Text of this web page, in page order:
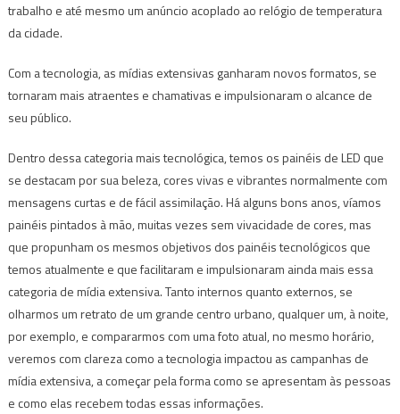
trabalho e até mesmo um anúncio acoplado ao relógio de temperatura
da cidade.
Com a tecnologia, as mídias extensivas ganharam novos formatos, se
tornaram mais atraentes e chamativas e impulsionaram o alcance de
seu público.
Dentro dessa categoria mais tecnológica, temos os painéis de LED que
se destacam por sua beleza, cores vivas e vibrantes normalmente com
mensagens curtas e de fácil assimilação. Há alguns bons anos, víamos
painéis pintados à mão, muitas vezes sem vivacidade de cores, mas
que propunham os mesmos objetivos dos painéis tecnológicos que
temos atualmente e que facilitaram e impulsionaram ainda mais essa
categoria de mídia extensiva. Tanto internos quanto externos, se
olharmos um retrato de um grande centro urbano, qualquer um, à noite,
por exemplo, e compararmos com uma foto atual, no mesmo horário,
veremos com clareza como a tecnologia impactou as campanhas de
mídia extensiva, a começar pela forma como se apresentam às pessoas
e como elas recebem todas essas informações.